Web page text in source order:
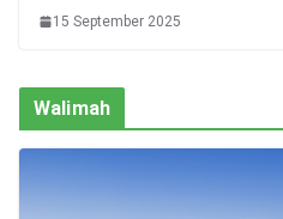
15 September 2025
Walimah